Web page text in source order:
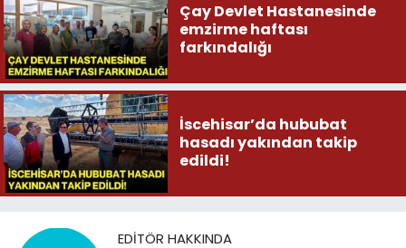
Çay Devlet Hastanesinde
emzirme haftası
farkındalığı
İscehisar’da hububat
hasadı yakından takip
edildi!
EDITÖR HAKKINDA